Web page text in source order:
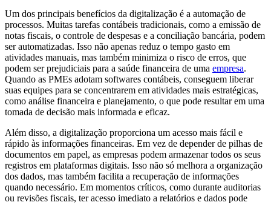
Um dos principais benefícios da digitalização é a automação de
processos. Muitas tarefas contábeis tradicionais, como a emissão de
notas fiscais, o controle de despesas e a conciliação bancária, podem
ser automatizadas. Isso não apenas reduz o tempo gasto em
atividades manuais, mas também minimiza o risco de erros, que
podem ser prejudiciais para a saúde financeira de uma empresa.
Quando as PMEs adotam softwares contábeis, conseguem liberar
suas equipes para se concentrarem em atividades mais estratégicas,
como análise financeira e planejamento, o que pode resultar em uma
tomada de decisão mais informada e eficaz.
Além disso, a digitalização proporciona um acesso mais fácil e
rápido às informações financeiras. Em vez de depender de pilhas de
documentos em papel, as empresas podem armazenar todos os seus
registros em plataformas digitais. Isso não só melhora a organização
dos dados, mas também facilita a recuperação de informações
quando necessário. Em momentos críticos, como durante auditorias
ou revisões fiscais, ter acesso imediato a relatórios e dados pode